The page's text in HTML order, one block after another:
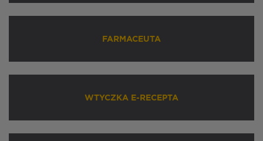
FARMACEUTA
WTYCZKA E-RECEPTA